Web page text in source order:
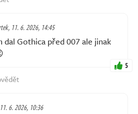
11. 6. 2026, 14:45
dal Gothica před 007 ale jinak
5
6. 2026, 10:36